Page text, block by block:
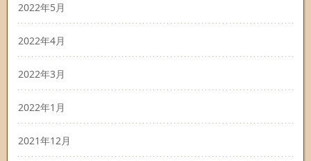
2022年5月
2022年4月
2022年3月
2022年1月
2021年12月